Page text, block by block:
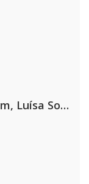
Kriss Kross Amsterdam, Luísa Sonza & Willy William